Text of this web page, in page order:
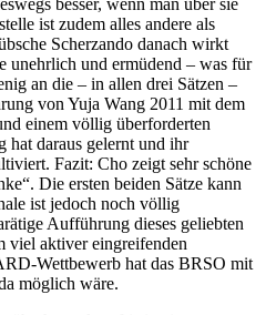
ist zudem alles andere als
Scherzando danach wirkt
unehrlich und ermüdend – was für
an die – in allen drei Sätzen –
von Yuja Wang 2011 mit dem
einem völlig überforderten
hat daraus gelernt und ihr
Fazit: Cho zeigt sehr schöne
Die ersten beiden Sätze kann
ist jedoch noch völlig
Aufführung dieses geliebten
viel aktiver eingreifenden
Wettbewerb hat das BRSO mit
möglich wäre.